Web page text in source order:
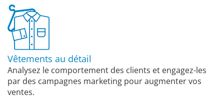
Vêtements au détail
Analysez le comportement des clients et engagez-les
par des campagnes marketing pour augmenter vos
ventes.